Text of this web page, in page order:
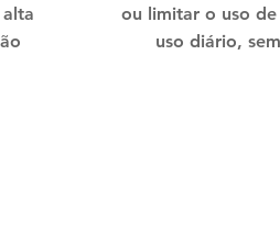
ou limitar o uso
uso diário,